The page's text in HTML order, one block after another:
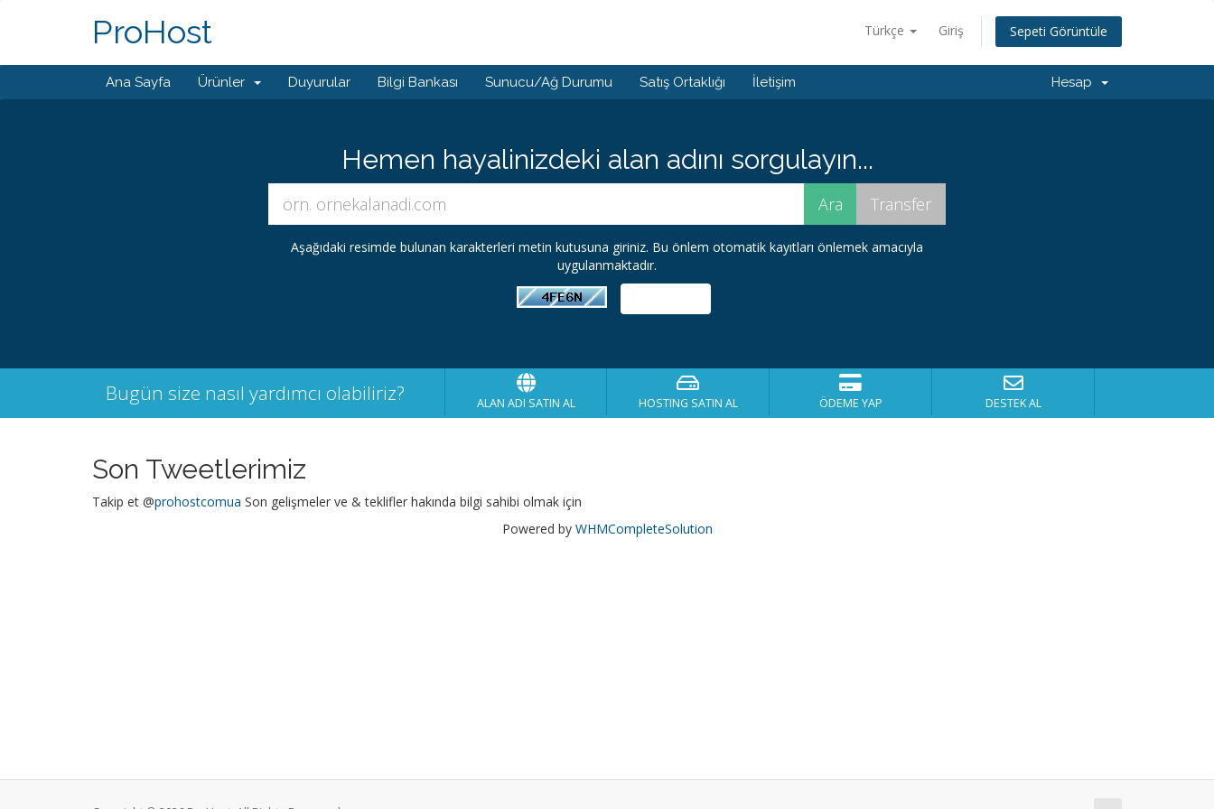
Türkçe Giriş Sepeti Görüntüle
ProHost
Ana Sayfa Ürünler Duyurular Bilgi Bankası Sunucu/Ağ Durumu Satış Ortaklığı İletişim Hesap
Hemen hayalinizdeki alan adını sorgulayın...
Aşağıdaki resimde bulunan karakterleri metin kutusuna giriniz. Bu önlem otomatik kayıtları önlemek amacıyla
uygulanmaktadır.
Bugün size nasıl yardımcı olabiliriz? ALAN ADI SATIN AL HOSTING SATIN AL ÖDEME YAP DESTEK AL
Son Tweetlerimiz
Takip et @prohostcomua Son gelişmeler ve & teklifler hakında bilgi sahibi olmak için
Powered by WHMCompleteSolution